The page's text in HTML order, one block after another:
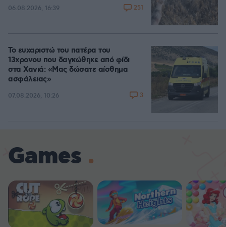
06.08.2026, 16:39 251
Το ευχαριστώ του πατέρα του
13χρονου που δαγκώθηκε από φίδι
στα Χανιά: «Μας δώσατε αίσθημα
ασφάλειας»
07.08.2026, 10:26 3
Games